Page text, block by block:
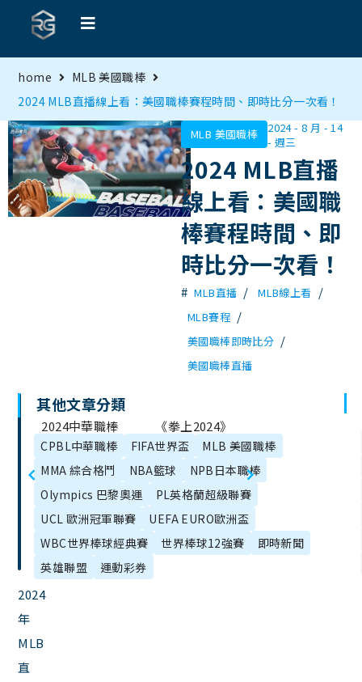
home
MLB 美國職棒
2024 MLB直播線上看：美國職棒賽程時間、即時比分一次看！
MLB 美國職棒
2024 - 8 月 - 14
- 週三
2024 MLB直播
線上看：美國職
棒賽程時間、即
時比分一次看！
# MLB直播 / MLB線上看 /
MLB賽程 /
美國職棒即時比分 /
美國職棒直播
文
章
目
錄
2024
年
MLB
直
2024中華職棒
規則更新！全
壘打、延長
賽、季後賽新
規範總整理！
《拳上2024》
統神、蹦闆拳
上比賽時間、
售票資訊一次
看！
其他文章分類
CPBL中華職棒 FIFA世界盃
MLB 美國職棒
MMA 綜合格鬥
NBA籃球
NPB日本職棒
Olympics 巴黎奧運
PL英格蘭超級聯賽
UCL 歐洲冠軍聯賽
UEFA EURO歐洲盃
WBC世界棒球經典賽
世界棒球12強賽
即時新聞
英雄聯盟
運動彩券